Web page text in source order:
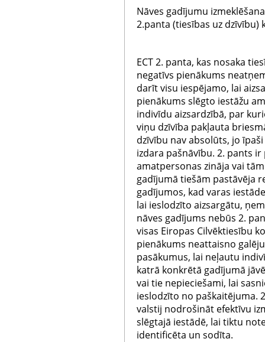
Nāves gadījumu
2.panta (tiesības uz dzīvību)
ECT 2. panta, kas nosaka
negatīvs pienākums
darīt visu iespējamo, lai
pienākums slēgto iestāžu
indivīdu aizsardzībā, par
viņu dzīvība pakļauta
dzīvību nav absolūts, jo
izdara pašnāvību. 2. pants
amatpersonas zināja vai
gadījumā tiešām pastāvēja
gadījumos, kad varas
lai ieslodzīto aizsargātu,
nāves gadījums nebūs 2.
visas Eiropas Cilvēktiesību
pienākums neattaisno
pasākumus, lai neļautu
katrā konkrētā gadījumā
vai tie nepieciešami, lai
ieslodzīto no paškaitējuma.
valstij nodrošināt efektīvu
slēgtajā iestādē, lai tiktu
identificēta un sodīta.